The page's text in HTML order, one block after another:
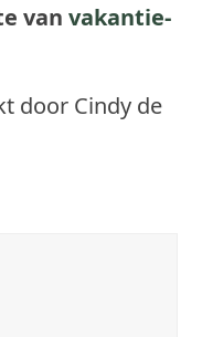
vanvakantie-
door Cindy de